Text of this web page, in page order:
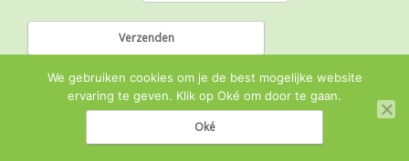
© 2026Sense FM
We gebruiken cookies om je de best mogelijke website
ervaring te geven. Klik op Oké om door te gaan.
Oké